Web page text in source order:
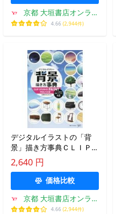
京都 大垣書店オンライ
ン
4.66 (2,944件)
デジタルイラストの「背
景」描き方事典ＣＬＩＰ
ＳＴＵＤＩＯ ＰＡＩＮ
Ｔ ＰＲＯ／ＥＸ版 シー
ンを彩る背景・アイテム４
８ / 出雲寺ぜんすけ
2,640 円
価格比較
京都 大垣書店オンライ
ン
4.66 (2,944件)